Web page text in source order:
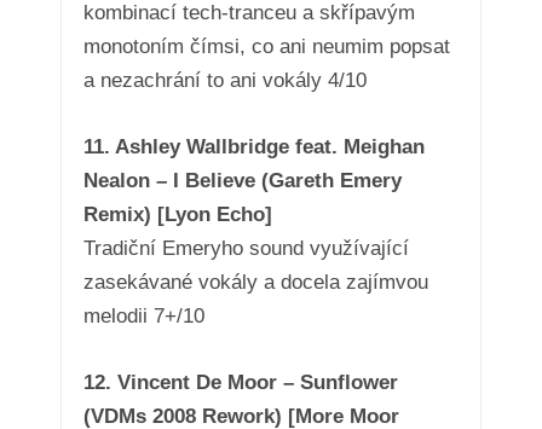
kombinací tech-tranceu a skřípavým
monotoním čímsi, co ani neumim popsat
a nezachrání to ani vokály 4/10
11. Ashley Wallbridge feat. Meighan
Nealon – I Believe (Gareth Emery
Remix) [Lyon Echo]
Tradiční Emeryho sound využívající
zasekávané vokály a docela zajímvou
melodii 7+/10
12. Vincent De Moor – Sunflower
(VDMs 2008 Rework) [More Moor